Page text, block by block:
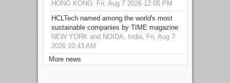
HONG KONG, Fri, Aug 7 2026 12:05 PM
HCLTech named among the world's most
sustainable companies by TIME magazine
NEW YORK and NOIDA, India, Fri, Aug 7
2026 10:43 AM
More news